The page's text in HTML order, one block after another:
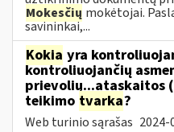
Mokesčių mokėtojai.
savininkai,...
Kokia yra
kontroliuojančių
prievolių...ataskaitos
teikimo tvarka?
Web turinio sąrašas 2024-